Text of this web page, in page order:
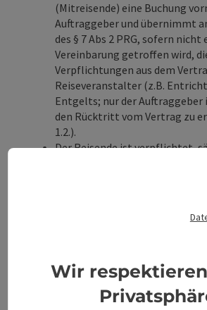
(Mitreisende) eine Buchung
Auftraggeber und übernimmt
des § 7 Abs 2 PRG, sofern nicht
Vereinbarung getroffen wird,
Verpflichtungen aus dem
Reiseveranstalter (z.B.
Entgelts; nur der
den Rücktritt vom Vertrag zu
1.2.).
Der Reisende ist verpflichtet,
Vertragsdokumente (z.B.
Buchungsbestätigung,
Angaben/Daten und auf
(Schreibfehler; z.B. Namen,
Fall von
Unrichtigkeiten/
diese dem Reiseveranstalter
Wir